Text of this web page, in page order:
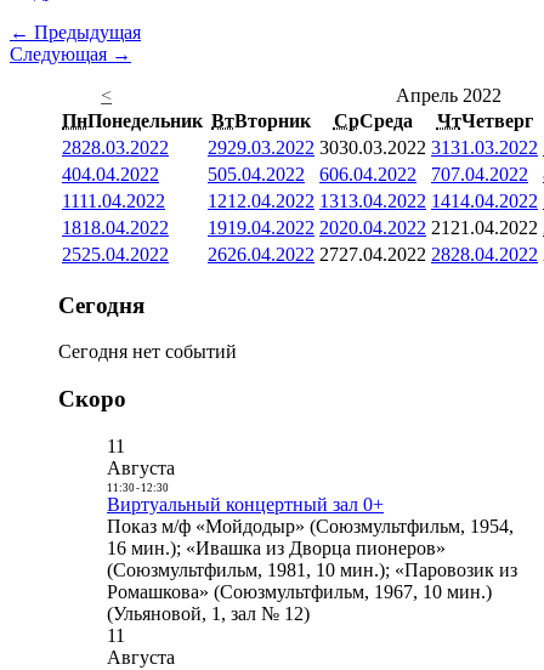
← Предыдущая
Следующая →
<
Апрель 2022
ПнПонедельник ВтВторник СрСреда ЧтЧетверг
2828.03.2022 2929.03.2022 3030.03.2022 3131.03.2022
404.04.2022 505.04.2022 606.04.2022 707.04.2022
1111.04.2022 1212.04.2022 1313.04.2022 1414.04.2022
1818.04.2022 1919.04.2022 2020.04.2022 21 21.04.2022
2525.04.2022 2626.04.2022 2727.04.2022 2828.04.2022
Сегодня
Сегодня нет событий
Скоро
11
Августа
11:30- 12:30
Виртуальный концертный зал 0+
Показ м/ф «Мойдодыр» (Союзмультфильм, 1954,
16 мин.); «Ивашка из Дворца пионеров»
(Союзмультфильм, 1981, 10 мин.); «Паровозик из
Ромашкова» (Союзмультфильм, 1967, 10 мин.)
(Ульяновой, 1, зал № 12)
11
Августа